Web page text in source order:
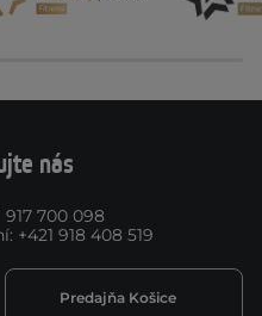
nás
917 700 098
: +421 918 408 519
Predajňa Košice